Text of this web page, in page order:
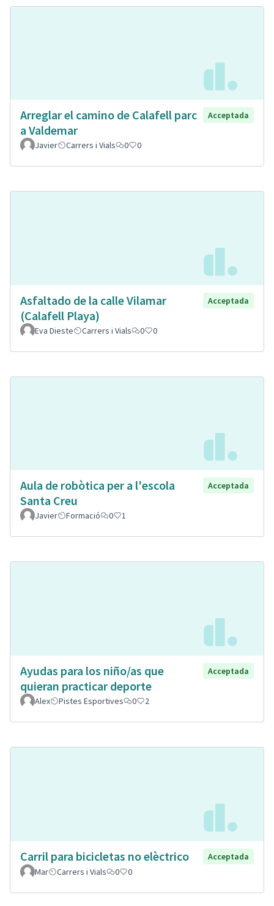
Arreglar el camino de Calafell parc
a Valdemar
Acceptada
Javier Carrers i Vials 0 0
Asfaltado de la calle Vilamar
(Calafell Playa)
Acceptada
Eva Dieste Carrers i Vials 0 0
Aula de robòtica per a l'escola
Santa Creu
Acceptada
Javier Formació 0 1
Ayudas para los niño/as que
quieran practicar deporte
Acceptada
Alex Pistes Esportives 0 2
Carril para bicicletas no elèctrico
Acceptada
Mar
Carrers i Vials 0 0